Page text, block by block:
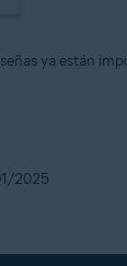
ya están
2025